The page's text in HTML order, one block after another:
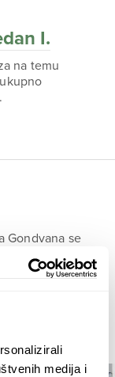
medija i
I.
na temu
Gondvana se
Južne
Zeland, te